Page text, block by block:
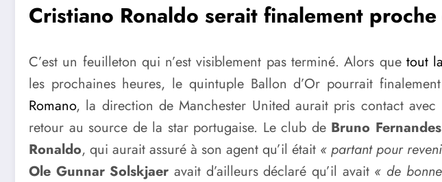
Cristiano Ronaldo serait finalement
C’est un feuilleton qui n’est visiblement pas terminé. Alors que tout
les prochaines heures, le quintuple Ballon d’Or pourrait
Romano, la direction de Manchester United aurait pris contact
retour au source de la star portugaise. Le club de Bruno Fernandes
Ronaldo, qui aurait assuré à son agent qu’il était « partant pour
Ole Gunnar Solskjaer avait d’ailleurs déclaré qu’il avait « de